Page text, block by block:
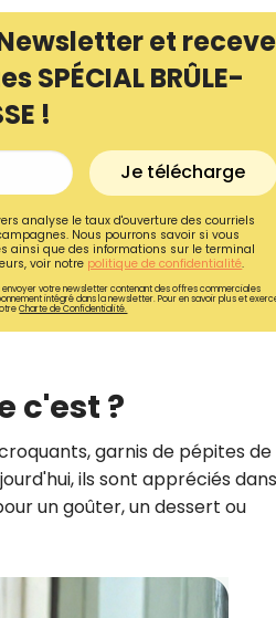
et
SPÉCIAL BRÛLE-
!
Je télécharge
analyse le taux d'ouverture des courriels
Nous pourrons savoir si vous
ainsi que des informations sur le terminal
voir notre politique de confidentialité.
votre newsletter contenant des offres commerciales
intégré dans la newsletter. Pour en savoir plus et
Charte de Confidentialité.
c'est ?
garnis de pépites de
ils sont appréciés
un goûter, un dessert ou
inédites de
Ainsi que la newsletter